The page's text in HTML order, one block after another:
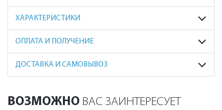
ХАРАКТЕРИСТИКИ
ОПЛАТА И ПОЛУЧЕНИЕ
ДОСТАВКА И САМОВЫВОЗ
ВОЗМОЖНО ВАС ЗАИНТЕРЕСУЕТ